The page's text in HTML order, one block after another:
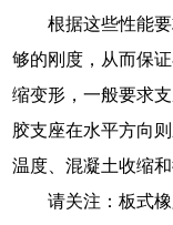
根据这些性能
够的刚度，从而保
缩变形，一般要求
胶支座在水平方向
温度、混凝土收缩
请关注：板式